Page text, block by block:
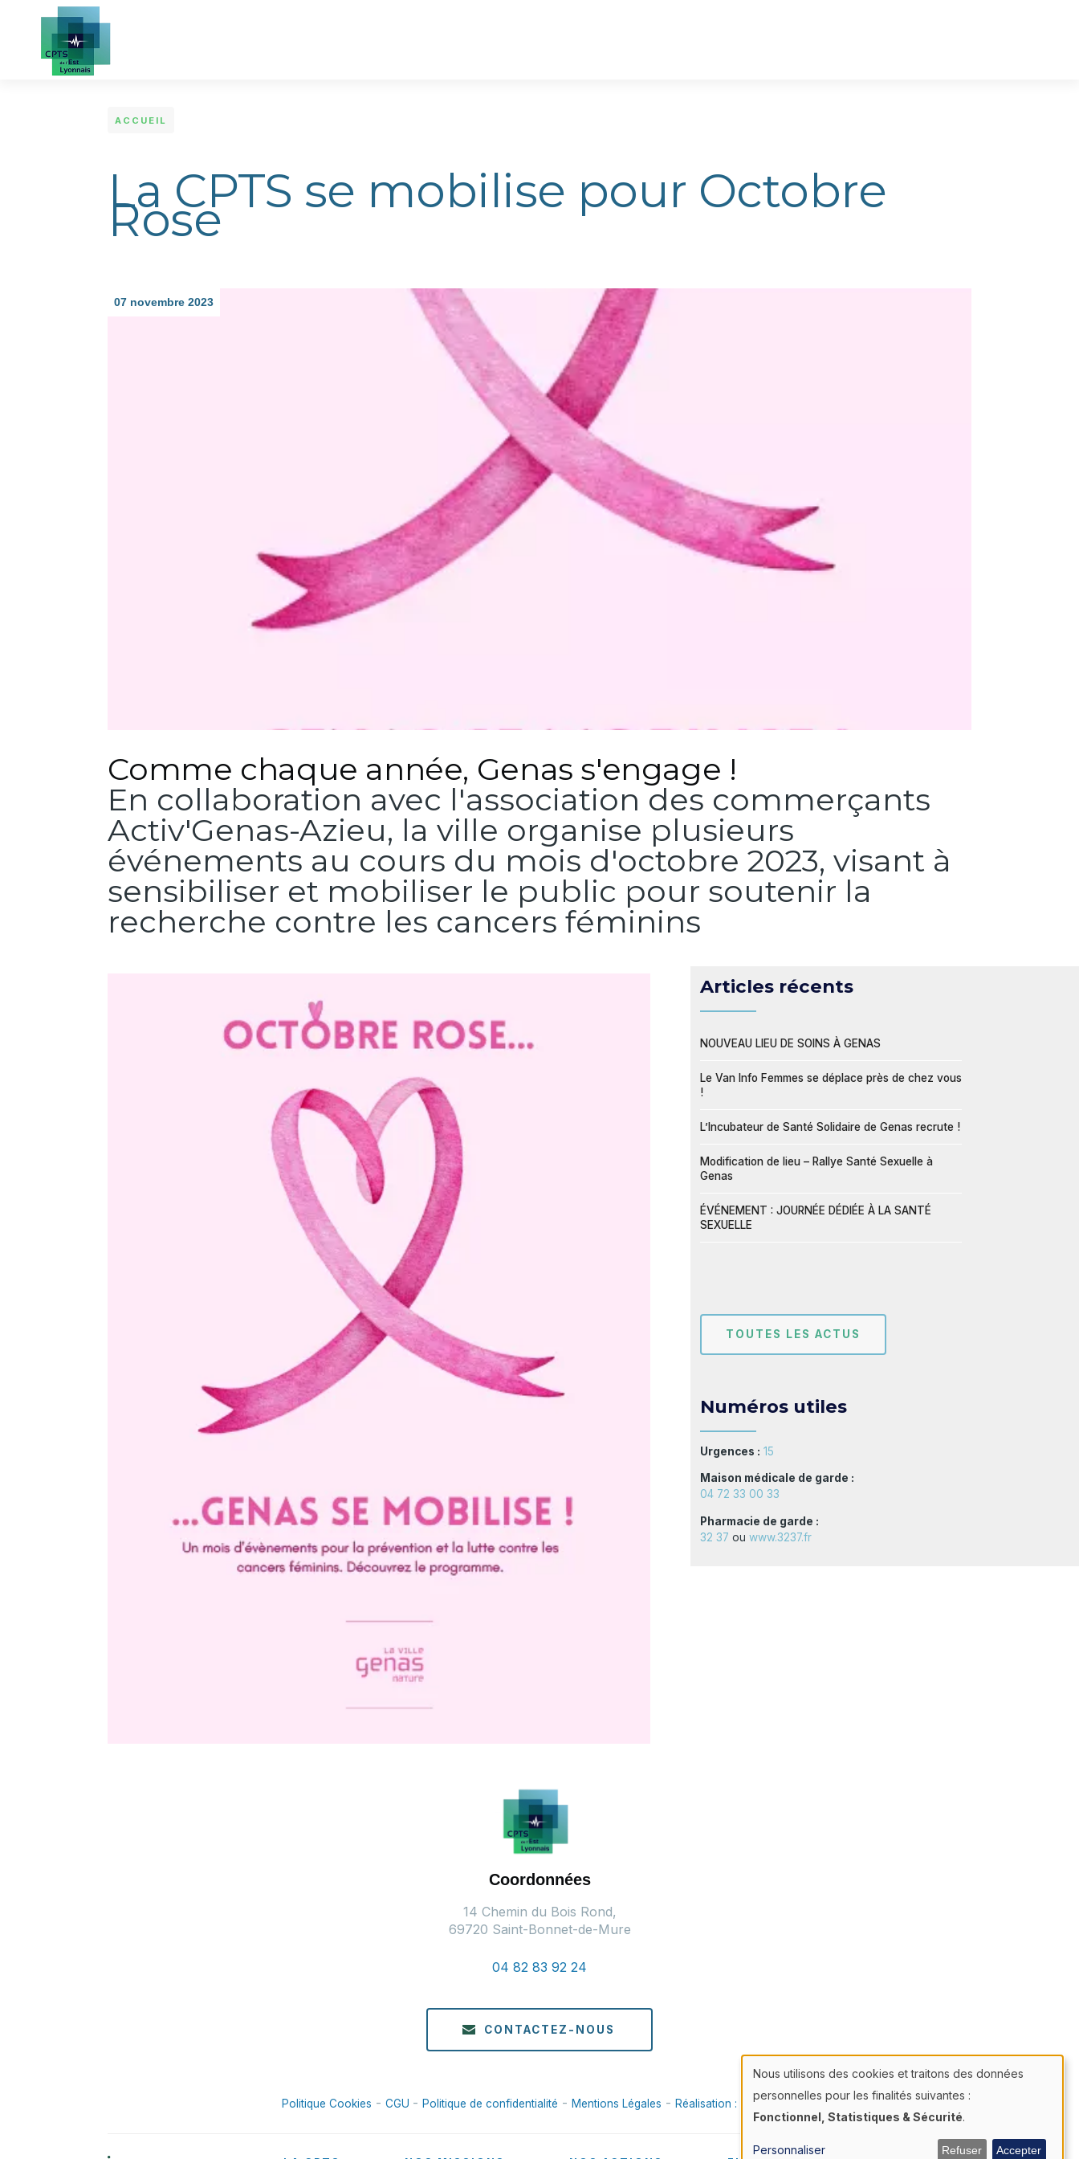
Aller au contenu principal
ACCUEIL
La CPTS se mobilise pour Octobre
Rose
07 novembre 2023
Comme chaque année, Genas s'engage !
En collaboration avec l'association des commerçants
Activ'Genas-Azieu, la ville organise plusieurs
événements au cours du mois d'octobre 2023, visant à
sensibiliser et mobiliser le public pour soutenir la
recherche contre les cancers féminins
Articles récents
NOUVEAU LIEU DE SOINS À GENAS
Le Van Info Femmes se déplace près de chez vous
!
L’Incubateur de Santé Solidaire de Genas recrute !
Modification de lieu – Rallye Santé Sexuelle à
Genas
ÉVÉNEMENT : JOURNÉE DÉDIÉE À LA SANTÉ
SEXUELLE
TOUTES LES ACTUS
Numéros utiles
Urgences : 15
Maison médicale de garde :
04 72 33 00 33
Pharmacie de garde :
32 37 ou www.3237.fr
Coordonnées
14 Chemin du Bois Rond,
69720 Saint-Bonnet-de-Mure
04 82 83 92 24
CONTACTEZ-NOUS
Politique Cookies - CGU - Politique de confidentialité - Mentions Légales - Réalisation : Ascomedia
Utilisation
des
données
Nous utilisons des cookies et traitons des données
personnelles pour les finalités suivantes :
Fonctionnel, Statistiques & Sécurité.
Personnaliser Refuser Accepter